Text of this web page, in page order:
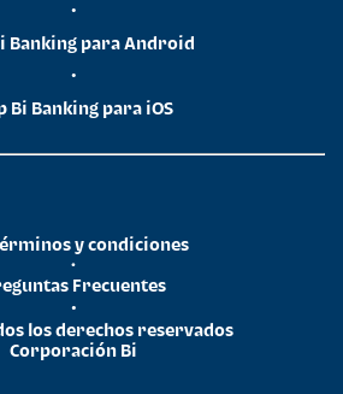
•
Banking para Android
•
Bi Banking para iOS
los derechos reservados
Corporación Bi
•
Frecuentes
•
y condiciones